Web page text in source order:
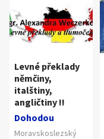
Levné překlady
němčiny,
italštiny,
angličtiny !!
Dohodou
Moravskoslezský